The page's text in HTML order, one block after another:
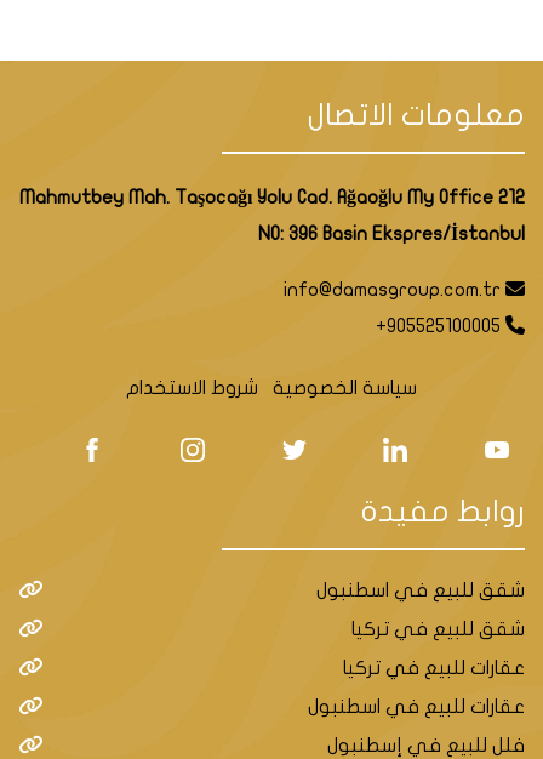
معلومات الاتصال
Mahmutbey Mah. Taşocağı Yolu Cad. Ağaoğlu My Office 212
NO: 396 Basin Ekspres/İstanbul
info@damasgroup.com.tr
+905525100005
سياسة الخصوصية شروط الاستخدام
روابط مفيدة
شقق للبيع في اسطنبول
شقق للبيع في تركيا
عقارات للبيع في تركيا
عقارات للبيع في اسطنبول
فلل للبيع في إسطنبول